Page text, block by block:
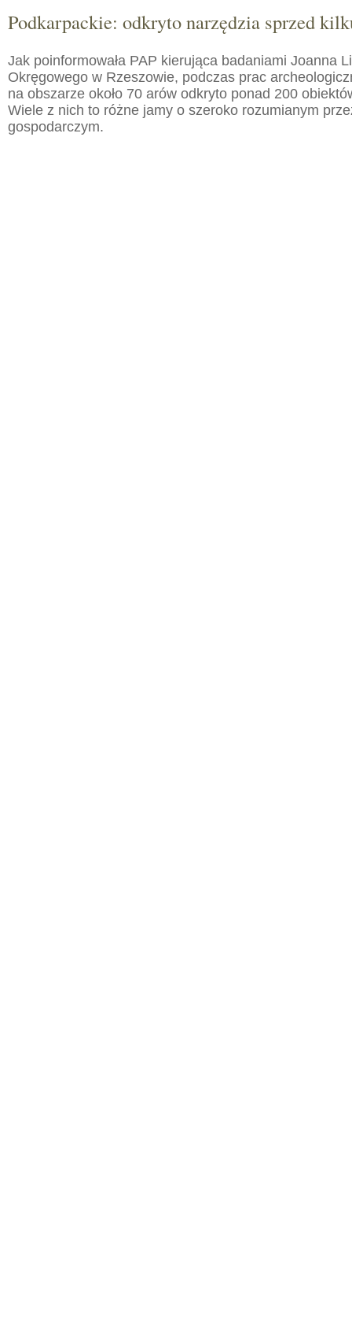
Podkarpackie: odkryto narzędzia sprzed
Jak poinformowała PAP kierująca badaniami Joanna
Okręgowego w Rzeszowie, podczas prac
na obszarze około 70 arów odkryto ponad 200
Wiele z nich to różne jamy o szeroko rozumianym
gospodarczym.